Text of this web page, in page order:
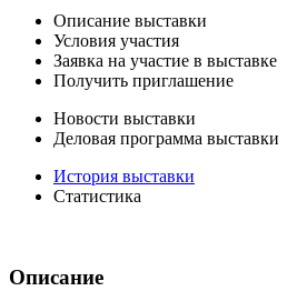
Описание выставки
Условия участия
Заявка на участие в выставке
Получить приглашение
Новости выставки
Деловая программа выставки
История выставки
Статистика
Описание